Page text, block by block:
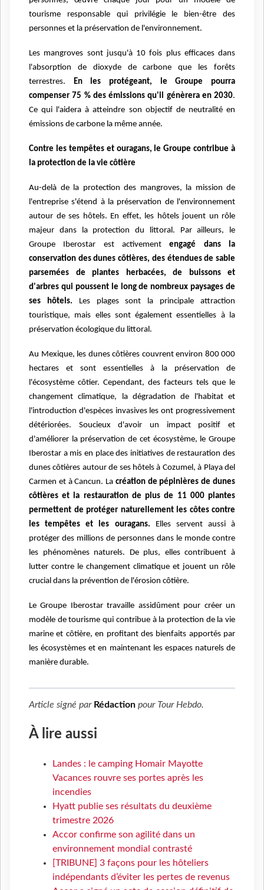
tourisme responsable qui privilégie le bien-être des
personnes et la préservation de l'environnement.
Les mangroves sont jusqu'à 10 fois plus efficaces dans
l'absorption de dioxyde de carbone que les forêts
terrestres. En les protégeant, le Groupe pourra
compenser 75 % des émissions qu'il génèrera en 2030.
Ce qui l'aidera à atteindre son objectif de neutralité en
émissions de carbone la même année.
Contre les tempêtes et ouragans, le Groupe contribue à
la protection de la vie côtière
Au-delà de la protection des mangroves, la mission de
l'entreprise s'étend à la préservation de l'environnement
autour de ses hôtels. En effet, les hôtels jouent un rôle
majeur dans la protection du littoral. Par ailleurs, le
Groupe Iberostar est activementengagé dans la
conservation des dunes côtières, des étendues de sable
parsemées de plantes herbacées, de buissons et
d'arbres qui poussent le long de nombreux paysages de
ses hôtels. Les plages sont la principale attraction
touristique, mais elles sont également essentielles à la
préservation écologique du littoral.
Au Mexique, les dunes côtières couvrent environ 800 000
hectares et sont essentielles à la préservation de
l'écosystème côtier. Cependant, des facteurs tels que le
changement climatique, la dégradation de l'habitat et
l'introduction d'espèces invasives les ont progressivement
détériorées. Soucieux d'avoir un impact positif et
d'améliorer la préservation de cet écosystème, le Groupe
Iberostar a mis en place des initiatives de restauration des
dunes côtières autour de ses hôtels à Cozumel, à Playa del
Carmen et à Cancun. La création de pépinières de dunes
côtières et la restauration de plus de 11 000 plantes
permettent de protéger naturellement les côtes contre
les tempêtes et les ouragans.
Elles servent aussi à
protéger des millions de personnes dans le monde contre
les phénomènes naturels. De plus, elles contribuent à
lutter contre le changement climatique et jouent un rôle
crucial dans la prévention de l'érosion côtière.
Le Groupe Iberostar travaille assidûment pour créer un
modèle de tourisme qui contribue à la protection de la vie
marine et côtière, en profitant des bienfaits apportés par
les écosystèmes et en maintenant les espaces naturels de
manière durable.
Article signé par Rédaction pour Tour Hebdo.
À lire aussi
Landes : le camping Homair Mayotte
Vacances rouvre ses portes après les
incendies
Hyatt publie ses résultats du deuxième
trimestre 2026
Accor confirme son agilité dans un
environnement mondial contrasté
[TRIBUNE] 3 façons pour les hôteliers
indépendants d’éviter les pertes de revenus